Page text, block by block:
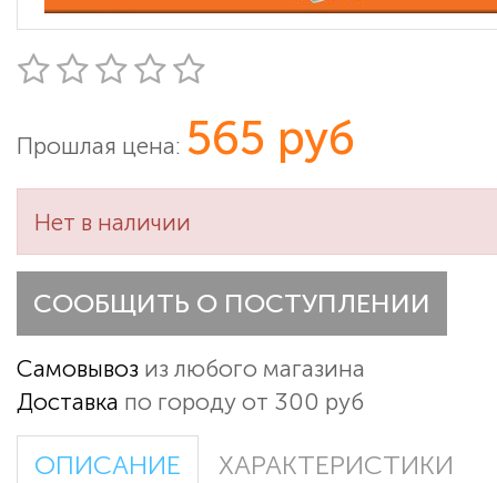
Прошлая цена: 565 руб
Нет в наличии
СООБЩИТЬ О ПОСТУПЛЕНИИ
Самовывоз из любого магазина
Доставка по городу от 300 руб
ОПИСАНИЕ ХАРАКТЕРИСТИКИ